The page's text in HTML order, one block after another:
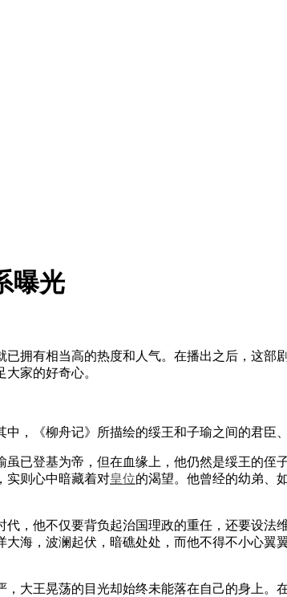
曝光
拥有相当高的热度和人气。在播出之后，这部
家的好奇心。
，《柳舟记》所描绘的绥王和子瑜之间的君臣
登基为帝，但在血缘上，他仍然是绥王的侄
实则心中暗藏着对皇位的渴望。他曾经的幼弟、
他不仅要背负起治国理政的重任，还要设法
海，波澜起伏，暗礁处处，而他不得不小心
王晃荡的目光却始终未能落在自己的身上。